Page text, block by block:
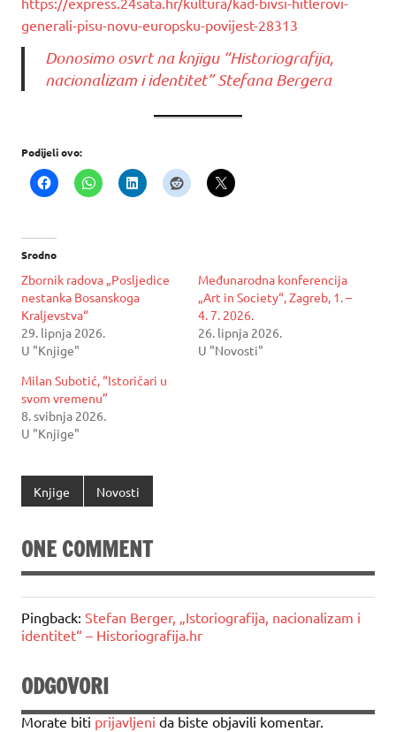
generali-pisu-novu-europsku-povijest-28313
Donosimo osvrt na knjigu “Historiografija,
nacionalizam i identitet” Stefana Bergera
Podijeli ovo:
Srodno
Zbornik radova „Posljedice
nestanka Bosanskoga
Kraljevstva“
29. lipnja 2026.
U "Knjige"
Međunarodna konferencija
„Art in Society“, Zagreb, 1. –
4. 7. 2026.
26. lipnja 2026.
U "Novosti"
Milan Subotić, “Istoričari u
svom vremenu”
8. svibnja 2026.
U "Knjige"
Knjige Novosti
ONE COMMENT
Pingback: Stefan Berger, „Istoriografija, nacionalizam i
identitet“ – Historiografija.hr
ODGOVORI
Morate biti prijavljeni da biste objavili komentar.